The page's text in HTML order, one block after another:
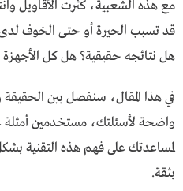
مع هذه الشعبية، كثرت الأقاويل
قد تسبب الحيرة أو حتى الخوف
هل نتائجه حقيقية؟ هل كل الأجهزة
في هذا المقال، سنفصل بين
واضحة لأسئلتك، مستخدمين أمثلة
لمساعدتك على فهم هذه التقنية
بثقة.